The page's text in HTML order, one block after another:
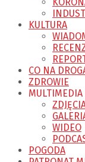
KULTURA
CO NA
ZDROWIE
MULTIMEDIA
WIDEO
POGODA